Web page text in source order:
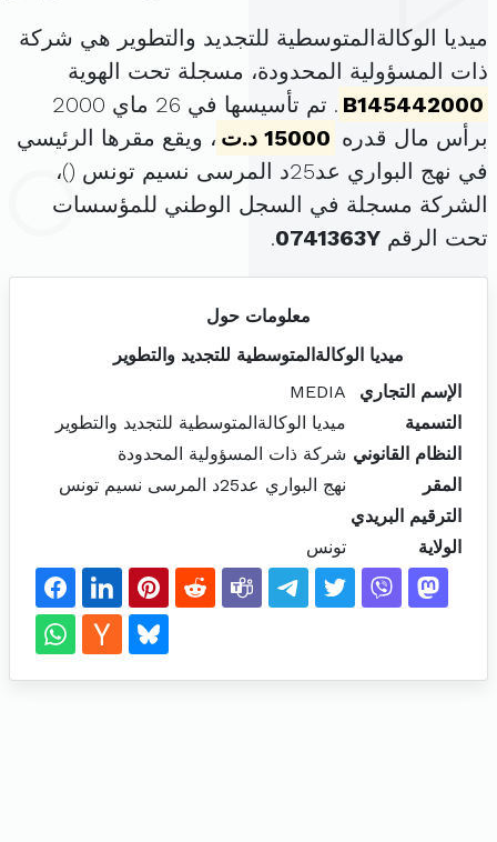
ميديا الوكالةالمتوسطية للتجديد والتطوير هي شركة
ذات المسؤولية المحدودة، مسجلة تحت الهوية
B145442000
. تم تأسيسها في 26 ماي 2000
برأس مال قدره 15000 د.ت
، ويقع مقرها الرئيسي
في نهج البواري عد25د المرسى نسيم تونس (
)،
الشركة مسجلة في السجل الوطني للمؤسسات
تحت الرقم 0741363Y
.
معلومات حول
ميديا الوكالةالمتوسطية للتجديد والتطوير
الإسم التجاري
MEDIA
التسمية
ميديا الوكالةالمتوسطية للتجديد والتطوير
النظام القانوني شركة ذات المسؤولية المحدودة
المقر
نهج البواري عد25د المرسى نسيم تونس
الترقيم البريدي
الولاية
تونس